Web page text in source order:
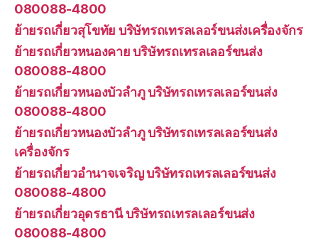
080088-4800
ย้ายรถเกี่ยวสุโขทัย บริษัทรถเทรลเลอร์ขนส่งเครื่องจักร
ย้ายรถเกี่ยวหนองคาย บริษัทรถเทรลเลอร์ขนส่ง
080088-4800
ย้ายรถเกี่ยวหนองบัวลำภู บริษัทรถเทรลเลอร์ขนส่ง
080088-4800
ย้ายรถเกี่ยวหนองบัวลำภู บริษัทรถเทรลเลอร์ขนส่ง
เครื่องจักร
ย้ายรถเกี่ยวอำนาจเจริญ บริษัทรถเทรลเลอร์ขนส่ง
080088-4800
ย้ายรถเกี่ยวอุดรธานี บริษัทรถเทรลเลอร์ขนส่ง
080088-4800